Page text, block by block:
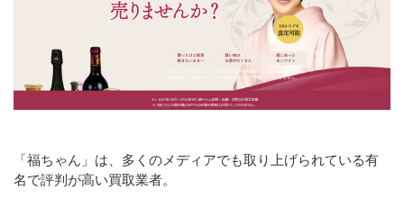
「福ちゃん」は、多くのメディアでも取り上げられている有
名で評判が高い買取業者。